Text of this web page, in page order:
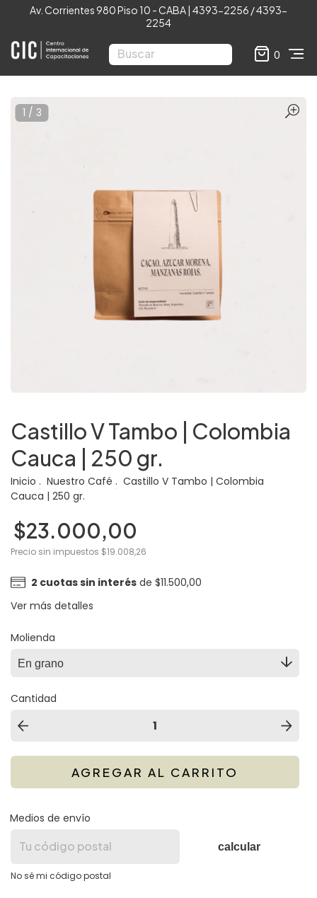
Av. Corrientes 980 Piso 10 - CABA | 4393-2256 / 4393-
2254
0
Castillo V Tambo | Colombia
Cauca | 250 gr.
Inicio . Nuestro Café . Castillo V Tambo | Colombia
Cauca | 250 gr.
$23.000,00
Precio sin impuestos $19.008,26
2 cuotas sin interésde $11.500,00
Ver más detalles
Molienda
Cantidad
Medios de envío
calcular
No sé mi código postal
1 / 3